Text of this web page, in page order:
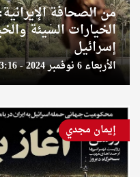
من الصحافة
الخيارات السيئة
إسرائيل
الأربعاء 6 نوفمبر 2024 - 07:13:16
إيمان مجدي